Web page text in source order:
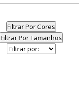
Filtrar Por Cores
Filtrar Por Tamanhos